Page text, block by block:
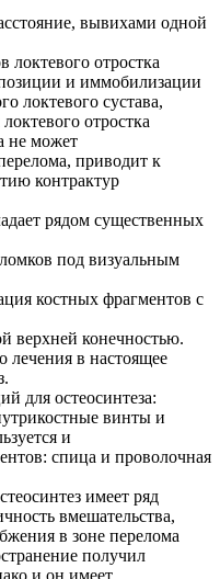
вывихами одной
локтевого отростка
и иммобилизации
локтевого сустава,
отростка
не может
приводит к
контрактур
рядом существенных
под визуальным
костных фрагментов с
верхней конечностью.
лечения в настоящее
для остеосинтеза:
винты и
и
спица и проволочная
имеет ряд
вмешательства,
в зоне перелома
получил